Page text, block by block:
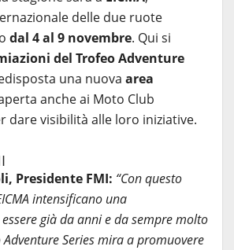
delle due ruote
dal 4 al 9 novembre. Qui si
del Trofeo Adventure
una nuova area
anche ai Moto Club
dare visibilità alle loro iniziative.
Presidente FMI: “Con questo
intensificano una
già da anni e da sempre molto
Series mira a promuovere